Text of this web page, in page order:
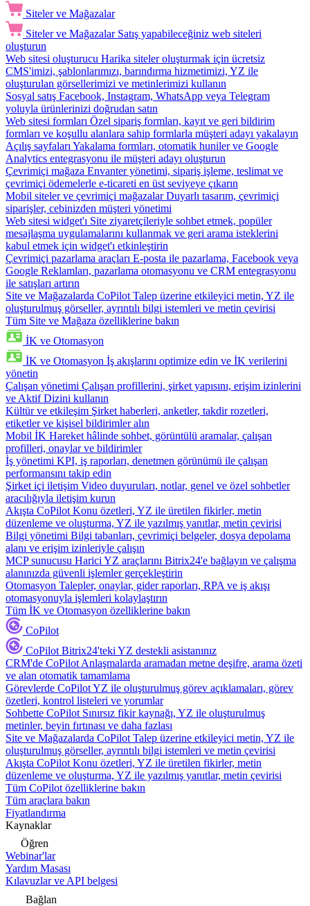
Siteler ve Mağazalar
Siteler ve Mağazalar Satış yapabileceğiniz web siteleri
oluşturun
Web sitesi oluşturucu Harika siteler oluşturmak için ücretsiz
CMS'imizi, şablonlarımızı, barındırma hizmetimizi, YZ ile
oluşturulan görsellerimizi ve metinlerimizi kullanın
Sosyal satış Facebook, Instagram, WhatsApp veya Telegram
yoluyla ürünlerinizi doğrudan satın
Web sitesi formları Özel sipariş formları, kayıt ve geri bildirim
formları ve koşullu alanlara sahip formlarla müşteri adayı yakalayın
Açılış sayfaları Yakalama formları, otomatik huniler ve Google
Analytics entegrasyonu ile müşteri adayı oluşturun
Çevrimiçi mağaza Envanter yönetimi, sipariş işleme, teslimat ve
çevrimiçi ödemelerle e-ticareti en üst seviyeye çıkarın
Mobil siteler ve çevrimiçi mağazalar Duyarlı tasarım, çevrimiçi
siparişler, cebinizden müşteri yönetimi
Web sitesi widget'ı Site ziyaretçileriyle sohbet etmek, popüler
mesajlaşma uygulamalarını kullanmak ve geri arama isteklerini
kabul etmek için widget'ı etkinleştirin
Çevrimiçi pazarlama araçları E-posta ile pazarlama, Facebook veya
Google Reklamları, pazarlama otomasyonu ve CRM entegrasyonu
ile satışları artırın
Site ve Mağazalarda CoPilot Talep üzerine etkileyici metin, YZ ile
oluşturulmuş görseller, ayrıntılı bilgi istemleri ve metin çevirisi
Tüm Site ve Mağaza özelliklerine bakın
İK ve Otomasyon
İK ve Otomasyon İş akışlarını optimize edin ve İK verilerini
yönetin
Çalışan yönetimi Çalışan profillerini, şirket yapısını, erişim izinlerini
ve Aktif Dizini kullanın
Kültür ve etkileşim Şirket haberleri, anketler, takdir rozetleri,
etiketler ve kişisel bildirimler alın
Mobil İK Hareket hâlinde sohbet, görüntülü aramalar, çalışan
profilleri, onaylar ve bildirimler
İş yönetimi KPI, iş raporları, denetmen görünümü ile çalışan
performansını takip edin
Şirket içi iletişim Video duyuruları, notlar, genel ve özel sohbetler
aracılığıyla iletişim kurun
Akışta CoPilot Konu özetleri, YZ ile üretilen fikirler, metin
düzenleme ve oluşturma, YZ ile yazılmış yanıtlar, metin çevirisi
Bilgi yönetimi Bilgi tabanları, çevrimiçi belgeler, dosya depolama
alanı ve erişim izinleriyle çalışın
MCP sunucusu Harici YZ araçlarını Bitrix24'e bağlayın ve çalışma
alanınızda güvenli işlemler gerçekleştirin
Otomasyon Talepler, onaylar, gider raporları, RPA ve iş akışı
otomasyonuyla işlemleri kolaylaştırın
Tüm İK ve Otomasyon özelliklerine bakın
CoPilot
CoPilot Bitrix24'teki YZ destekli asistanınız
CRM'de CoPilot Anlaşmalarda aramadan metne deşifre, arama özeti
ve alan otomatik tamamlama
Görevlerde CoPilotYZ ile oluşturulmuş görev açıklamaları, görev
özetleri, kontrol listeleri ve yorumlar
Sohbette CoPilot Sınırsız fikir kaynağı, YZ ile oluşturulmuş
metinler, beyin fırtınası ve daha fazlası
Site ve Mağazalarda CoPilot Talep üzerine etkileyici metin, YZ ile
oluşturulmuş görseller, ayrıntılı bilgi istemleri ve metin çevirisi
Akışta CoPilot Konu özetleri, YZ ile üretilen fikirler, metin
düzenleme ve oluşturma, YZ ile yazılmış yanıtlar, metin çevirisi
Tüm CoPilot özelliklerine bakın
Tüm araçlara bakın
Fiyatlandırma
Kaynaklar
Öğren
Webinar'lar
Yardım Masası
Kılavuzlar ve API belgesi
Bağlan